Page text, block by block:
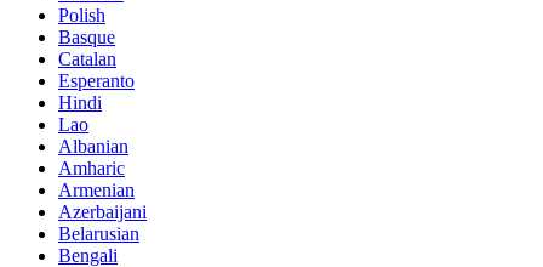
Polish
Basque
Catalan
Esperanto
Hindi
Lao
Albanian
Amharic
Armenian
Azerbaijani
Belarusian
Bengali